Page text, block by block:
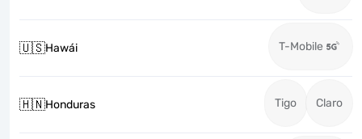
🇺🇸Hawái T-Mobile
🇭🇳Honduras Tigo Claro